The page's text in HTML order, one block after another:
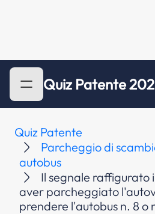
Quiz Patente
Quiz Patente
Parcheggio di
autobus
Il segnale raffigurato
aver parcheggiato
prendere l'autobus n. 8 o